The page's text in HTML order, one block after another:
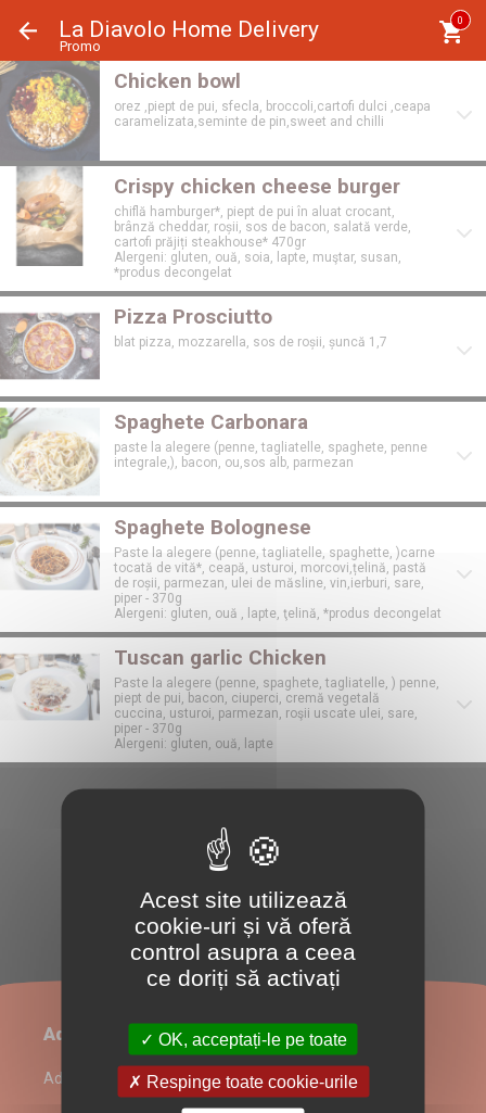
La Diavolo Home Delivery
Promo
0
Chicken bowl
orez ,piept de pui, sfecla, broccoli,cartofi dulci ,ceapa
caramelizata,seminte de pin,sweet and chilli
Crispy chicken cheese burger
chiflă hamburger*, piept de pui în aluat crocant,
brânză cheddar, roșii, sos de bacon, salată verde,
cartofi prăjiți steakhouse* 470gr
Alergeni: gluten, ouă, soia, lapte, muştar, susan,
*produs decongelat
Pizza Prosciutto
blat pizza, mozzarella, sos de roșii, șuncă 1,7
Spaghete Carbonara
paste la alegere (penne, tagliatelle, spaghete, penne
integrale,), bacon, ou,sos alb, parmezan
Spaghete Bolognese
Paste la alegere (penne, tagliatelle, spaghette, )carne
tocată de vită*, ceapă, usturoi, morcovi,țelină, pastă
de roșii, parmezan, ulei de măsline, vin,ierburi, sare,
piper - 370g
Alergeni: gluten, ouă , lapte, ţelină, *produs decongelat
Tuscan garlic Chicken
Paste la alegere (penne, spaghete, tagliatelle, ) penne,
piept de pui, bacon, ciuperci, cremă vegetală
cuccina, usturoi, parmezan, roşii uscate ulei, sare,
piper - 370g
Alergeni: gluten, ouă, lapte
Administrare restaurant
Admin Login
Acest site utilizează
cookie-uri și vă oferă
control asupra a ceea
ce doriți să activați
OK, acceptați-le pe toate
Respinge toate cookie-urile